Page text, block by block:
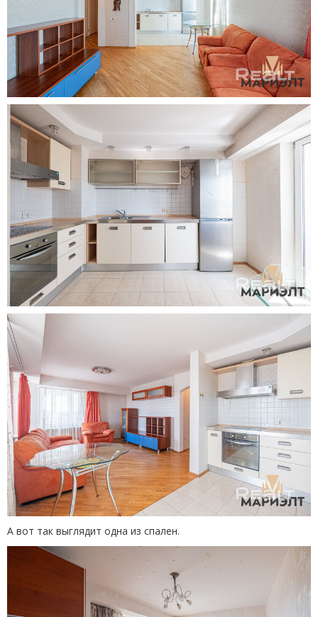
А вот так выглядит одна из спален.